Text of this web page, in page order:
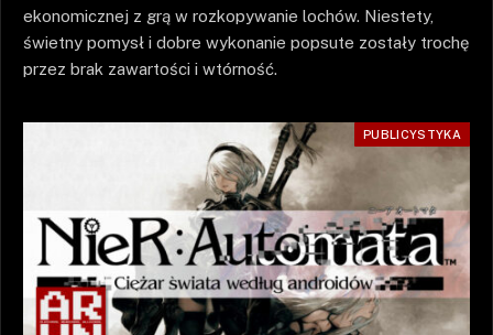
ekonomicznej z grą w rozkopywanie lochów. Niestety,
świetny pomysł i dobre wykonanie popsute zostały trochę
przez brak zawartości i wtórność.
PUBLICYSTYKA